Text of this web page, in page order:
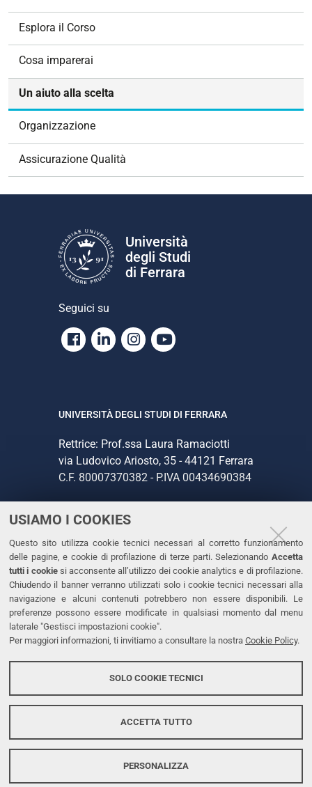
USIAMO I COOKIES
Questo sito utilizza cookie tecnici necessari al corretto funzionamento
delle pagine, e cookie di profilazione di terze parti. Selezionando Accetta
tutti i cookiesi acconsente all’utilizzo dei cookie analytics e di profilazione.
Chiudendo il banner verranno utilizzati solo i cookie tecnici necessari alla
navigazione e alcuni contenuti potrebbero non essere disponibili. Le
preferenze possono essere modificate in qualsiasi momento dal menu
laterale "Gestisci impostazioni cookie".
Per maggiori informazioni, ti invitiamo a consultare la nostra Cookie Policy.
SOLO COOKIE TECNICI
ACCETTA TUTTO
PERSONALIZZA
Esplora il Corso
Cosa imparerai
Un aiuto alla scelta
Organizzazione
Assicurazione Qualità
Università
degli Studi
di Ferrara
Seguici su
Facebook
LinkedinInstagram
Youtube
UNIVERSITÀ DEGLI STUDI DI FERRARA
Rettrice: Prof.ssa Laura Ramaciotti
via Ludovico Ariosto, 35 - 44121 Ferrara
C.F. 80007370382 - P.IVA 00434690384
CONTATTI
Tel. +39 0532 293111
Fax. +39 0532 293031
PEC
LINKS
Dichiarazione di accessibilità
Protezione dati personali